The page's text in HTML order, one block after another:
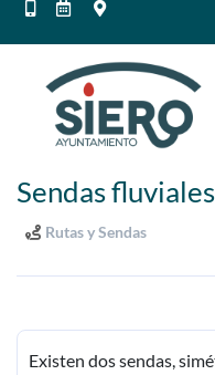
Sendas
Rutas y Sendas
Existen dos sendas,